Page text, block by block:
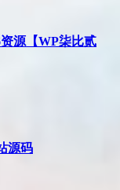
源【WP柒比贰
源码